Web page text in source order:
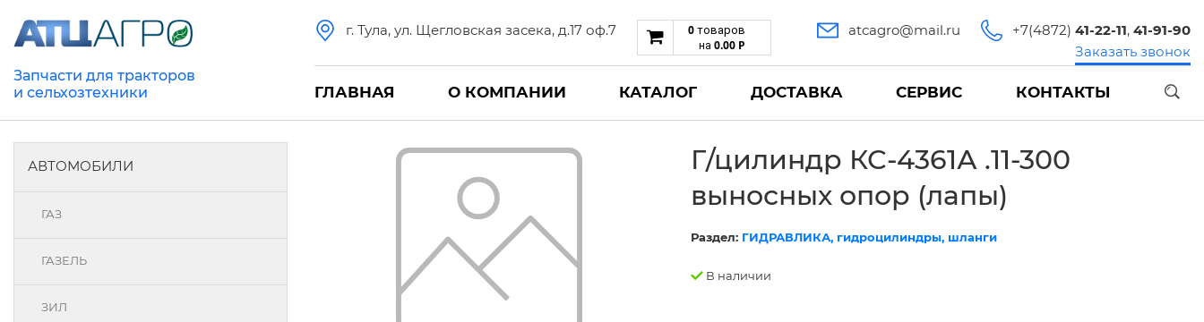
Запчасти для тракторов
и сельхозтехники
г. Тула, ул. Щегловская засека, д.17 оф.7 0 товаров
на 0.00 Р
atcagro@mail.ru +7(4872) 41-22-11, 41-91-90
Заказать звонок
ГЛАВНАЯ О КОМПАНИИ КАТАЛОГ ДОСТАВКА СЕРВИС КОНТАКТЫ
АВТОМОБИЛИ
ГАЗ
ГАЗЕЛЬ
ЗИЛ
Г/цилиндр КС-4361А .11-300
выносных опор (лапы)
Раздел: ГИДРАВЛИКА, гидроцилиндры, шланги
В наличии